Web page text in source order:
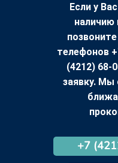
Если у
наличию
телефонов
(4212) 68-
заявку. Мы
+7